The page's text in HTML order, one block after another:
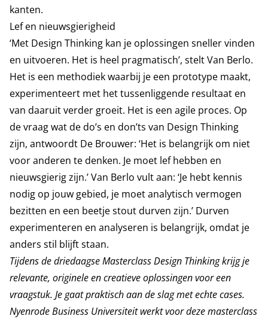
kanten.
Lef en nieuwsgierigheid
‘Met Design Thinking kan je oplossingen sneller vinden
en uitvoeren. Het is heel pragmatisch’, stelt Van Berlo.
Het is een methodiek waarbij je een prototype maakt,
experimenteert met het tussenliggende resultaat en
van daaruit verder groeit. Het is een agile proces. Op
de vraag wat de do’s en don’ts van Design Thinking
zijn, antwoordt De Brouwer: ‘Het is belangrijk om niet
voor anderen te denken. Je moet lef hebben en
nieuwsgierig zijn.’ Van Berlo vult aan: ‘Je hebt kennis
nodig op jouw gebied, je moet analytisch vermogen
bezitten en een beetje stout durven zijn.’ Durven
experimenteren en analyseren is belangrijk, omdat je
anders stil blijft staan.
Tijdens de driedaagseMasterclass Design Thinkingkrijg je
relevante, originele en creatieve oplossingen voor een
vraagstuk. Je gaat praktisch aan de slag met echte cases.
Nyenrode Business Universiteit werkt voor deze masterclass